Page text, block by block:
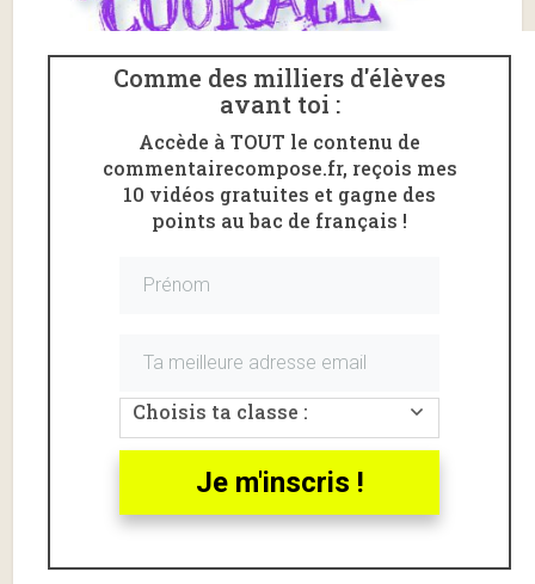
commentairedu poème «Courage» de
Courage, Paul Eluard :
Comme des milliers d'élèves
avant toi :
Accède à TOUT le contenu de
commentairecompose.fr, reçois mes
10 vidéos gratuites et gagne des
points au bac de français !
Choisis ta classe :
Je m'inscris !